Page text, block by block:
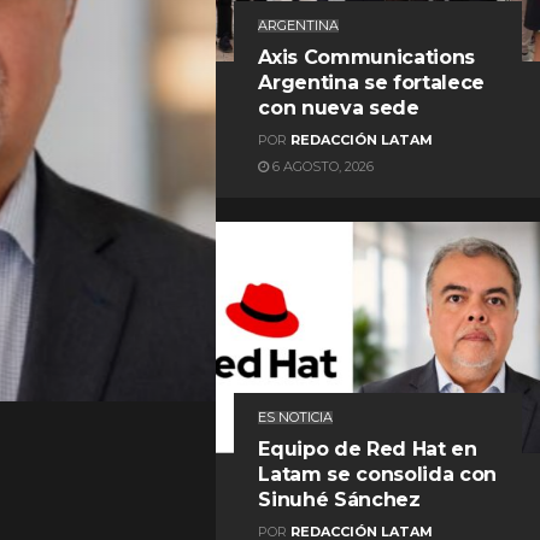
ARGENTINA
Axis Communications
Argentina se fortalece
con nueva sede
POR REDACCIÓN LATAM
6 AGOSTO, 2026
ES NOTICIA
Equipo de Red Hat en
Latam se consolida con
Sinuhé Sánchez
POR REDACCIÓN LATAM